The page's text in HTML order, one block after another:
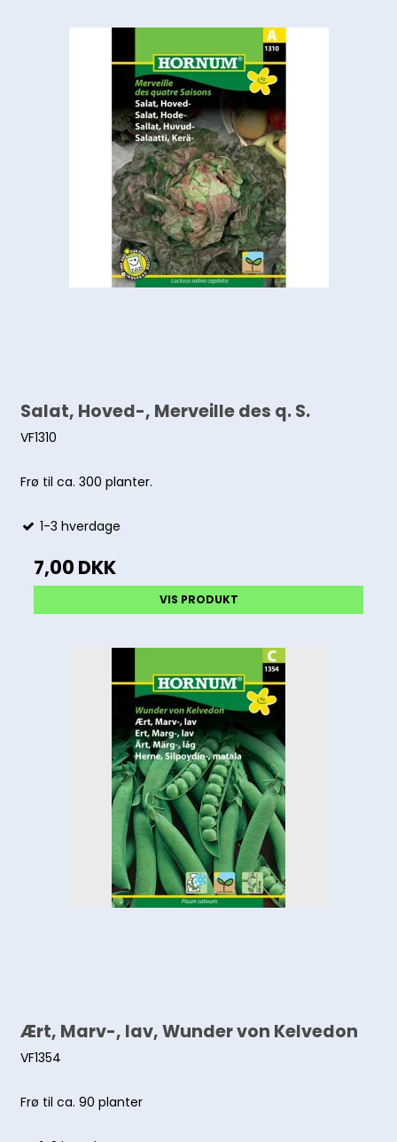
Salat, Hoved-, Merveille des q. S.
VF1310
Frø til ca. 300 planter.
1-3 hverdage
7,00 DKK
VIS PRODUKT
Ært, Marv-, lav, Wunder von Kelvedon
VF1354
Frø til ca. 90 planter